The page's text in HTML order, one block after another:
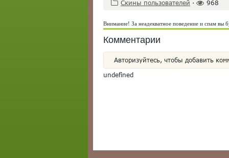
Скины пользователей · 968
Внимание! За неадекватное поведение и спам вы
Комментарии
Авторизуйтесь, чтобы добавить
undefined